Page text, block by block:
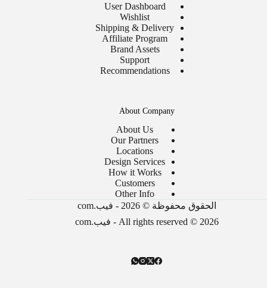
User Dashboard
Wishlist
Shipping & Delivery
Affiliate Program
Brand Assets
Support
Recommendations
About Company
About Us
Our Partners
Locations
Design Services
How it Works
Customers
Other Info
الحقوق محفوظة © 2026 - فيب.com
All rights reserved © 2026 - فيب.com